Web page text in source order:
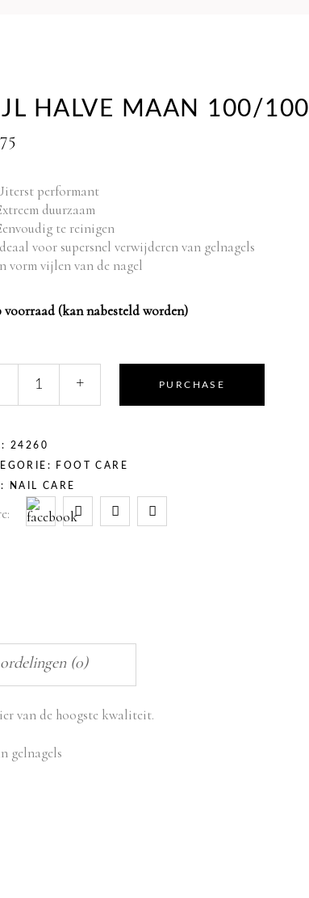
HALVE MAAN 100/100
performant
duurzaam
te reinigen
voor supersnel verwijderen van gelnagels
vorm vijlen van de nagel
voorraad (kan nabesteld worden)
+ PURCHASE
24260
FOOT CARE
NAIL CARE
(0)
van de hoogste kwaliteit.
gelnagels